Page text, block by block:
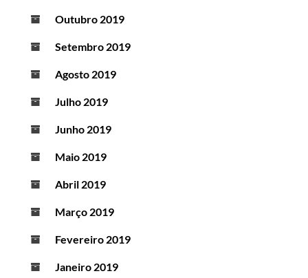
Outubro 2019
Setembro 2019
Agosto 2019
Julho 2019
Junho 2019
Maio 2019
Abril 2019
Março 2019
Fevereiro 2019
Janeiro 2019